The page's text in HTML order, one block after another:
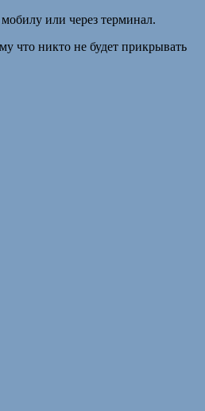
или через терминал.
что никто не будет прикрывать